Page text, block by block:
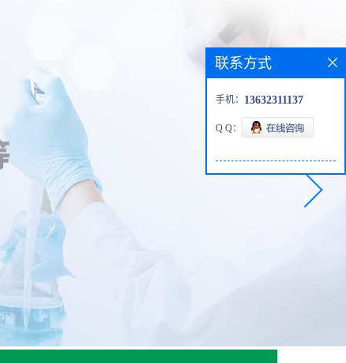
联系方式
手机： 13632311137
Q Q：